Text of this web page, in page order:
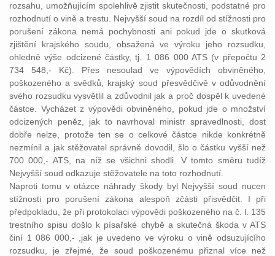
rozsahu, umožňujícím spolehlivě zjistit skutečnosti, podstatné pro
rozhodnutí o vině a trestu. Nejvyšší soud na rozdíl od stížnosti pro
porušení zákona nemá pochybnosti ani pokud jde o skutková
zjištění krajského soudu, obsažená ve výroku jeho rozsudku,
ohledně výše odcizené částky, tj. 1 086 000 ATS (v přepočtu 2
734 548,- Kč). Přes nesoulad ve výpovědích obviněného,
poškozeného a svědků, krajský soud přesvědčivě v odůvodnění
svého rozsudku vysvětlil a zdůvodnil jak a proč dospěl k uvedené
částce. Vycházet z výpovědi obviněného, pokud jde o množství
odcizených peněz, jak to navrhoval ministr spravedlnosti, dost
dobře nelze, protože ten se o celkové částce nikde konkrétně
nezmínil a jak stěžovatel správně dovodil, šlo o částku vyšší než
700 000,- ATS, na níž se všichni shodli. V tomto směru tudíž
Nejvyšší soud odkazuje stěžovatele na toto rozhodnutí.
Naproti tomu v otázce náhrady škody byl Nejvyšší soud nucen
stížnosti pro porušení zákona alespoň zčásti přisvědčit. I při
předpokladu, že při protokolaci výpovědi poškozeného na č. l. 135
trestního spisu došlo k písařské chybě a skutečná škoda v ATS
činí 1 086 000,- ,jak je uvedeno ve výroku o vině odsuzujícího
rozsudku, je zřejmé, že soud poškozenému přiznal více než